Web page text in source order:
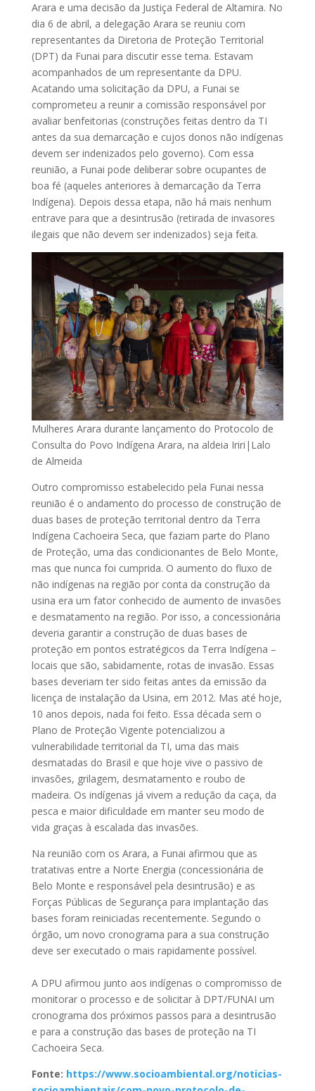
Arara e uma decisão da Justiça Federal de Altamira. No
dia 6 de abril, a delegação Arara se reuniu com
representantes da Diretoria de Proteção Territorial
(DPT) da Funai para discutir esse tema. Estavam
acompanhados de um representante da DPU.
Acatando uma solicitação da DPU, a Funai se
comprometeu a reunir a comissão responsável por
avaliar benfeitorias (construções feitas dentro da TI
antes da sua demarcação e cujos donos não indígenas
devem ser indenizados pelo governo). Com essa
reunião, a Funai pode deliberar sobre ocupantes de
boa fé (aqueles anteriores à demarcação da Terra
Indígena). Depois dessa etapa, não há mais nenhum
entrave para que a desintrusão (retirada de invasores
ilegais que não devem ser indenizados) seja feita.
Mulheres Arara durante lançamento do Protocolo de
Consulta do Povo Indígena Arara, na aldeia Iriri|Lalo
de Almeida
Outro compromisso estabelecido pela Funai nessa
reunião é o andamento do processo de construção de
duas bases de proteção territorial dentro da Terra
Indígena Cachoeira Seca, que faziam parte do Plano
de Proteção, uma das condicionantes de Belo Monte,
mas que nunca foi cumprida. O aumento do fluxo de
não indígenas na região por conta da construção da
usina era um fator conhecido de aumento de invasões
e desmatamento na região. Por isso, a concessionária
deveria garantir a construção de duas bases de
proteção em pontos estratégicos da Terra Indígena –
locais que são, sabidamente, rotas de invasão. Essas
bases deveriam ter sido feitas antes da emissão da
licença de instalação da Usina, em 2012. Mas até hoje,
10 anos depois, nada foi feito. Essa década sem o
Plano de Proteção Vigente potencializou a
vulnerabilidade territorial da TI, uma das mais
desmatadas do Brasil e que hoje vive o passivo de
invasões, grilagem, desmatamento e roubo de
madeira. Os indígenas já vivem a redução da caça, da
pesca e maior dificuldade em manter seu modo de
vida graças à escalada das invasões.
Na reunião com os Arara, a Funai afirmou que as
tratativas entre a Norte Energia (concessionária de
Belo Monte e responsável pela desintrusão) e as
Forças Públicas de Segurança para implantação das
bases foram reiniciadas recentemente. Segundo o
órgão, um novo cronograma para a sua construção
deve ser executado o mais rapidamente possível.
A DPU afirmou junto aos indígenas o compromisso de
monitorar o processo e de solicitar à DPT/FUNAI um
cronograma dos próximos passos para a desintrusão
e para a construção das bases de proteção na TI
Cachoeira Seca.
Fonte: https://www.socioambiental.org/noticias-